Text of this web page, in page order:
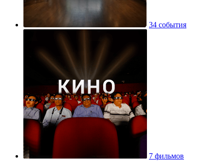
34 события
7 фильмов